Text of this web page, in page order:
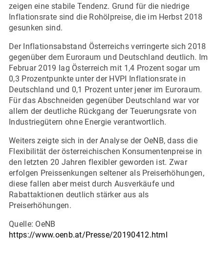
zeigen eine stabile Tendenz. Grund für die niedrige
Inflationsrate sind die Rohölpreise, die im Herbst 2018
gesunken sind.
Der Inflationsabstand Österreichs verringerte sich 2018
gegenüber dem Euroraum und Deutschland deutlich. Im
Februar 2019 lag Österreich mit 1,4 Prozent sogar um
0,3 Prozentpunkte unter der HVPI Inflationsrate in
Deutschland und 0,1 Prozent unter jener im Euroraum.
Für das Abschneiden gegenüber Deutschland war vor
allem der deutliche Rückgang der Teuerungsrate von
Industriegütern ohne Energie verantwortlich.
Weiters zeigte sich in der Analyse der OeNB, dass die
Flexibilität der österreichischen Konsumentenpreise in
den letzten 20 Jahren flexibler geworden ist. Zwar
erfolgen Preissenkungen seltener als Preiserhöhungen,
diese fallen aber meist durch Ausverkäufe und
Rabattaktionen deutlich stärker aus als
Preiserhöhungen.
Quelle: OeNB
https://www.oenb.at/Presse/20190412.html